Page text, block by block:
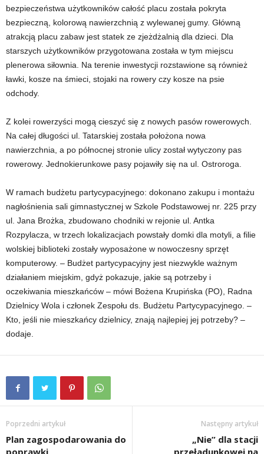
bezpieczeństwa użytkowników całość placu została pokryta
bezpieczną, kolorową nawierzchnią z wylewanej gumy. Główną
atrakcją placu zabaw jest statek ze zjeżdżalnią dla dzieci. Dla
starszych użytkowników przygotowana została w tym miejscu
plenerowa siłownia. Na terenie inwestycji rozstawione są również
ławki, kosze na śmieci, stojaki na rowery czy kosze na psie
odchody.
Z kolei rowerzyści mogą cieszyć się z nowych pasów rowerowych.
Na całej długości ul. Tatarskiej została położona nowa
nawierzchnia, a po północnej stronie ulicy został wytyczony pas
rowerowy. Jednokierunkowe pasy pojawiły się na ul. Ostroroga.
W ramach budżetu partycypacyjnego: dokonano zakupu i montażu
nagłośnienia sali gimnastycznej w Szkole Podstawowej nr. 225 przy
ul. Jana Brożka, zbudowano chodniki w rejonie ul. Antka
Rozpylacza, w trzech lokalizacjach powstały domki dla motyli, a filie
wolskiej biblioteki zostały wyposażone w nowoczesny sprzęt
komputerowy. – Budżet partycypacyjny jest niezwykle ważnym
działaniem miejskim, gdyż pokazuje, jakie są potrzeby i
oczekiwania mieszkańców – mówi Bożena Krupińska (PO), Radna
Dzielnicy Wola i członek Zespołu ds. Budżetu Partycypacyjnego. –
Kto, jeśli nie mieszkańcy dzielnicy, znają najlepiej jej potrzeby? –
dodaje.
Poprzedni artykuł
Plan zagospodarowania do
Następny artykuł
„Nie” dla stacji